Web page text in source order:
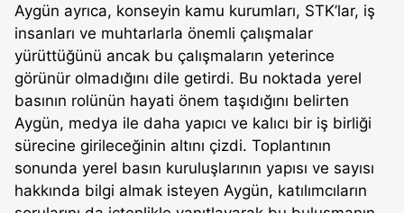
Aygün ayrıca, konseyin kamu kurumları, STK’lar, iş
insanları ve muhtarlarla önemli çalışmalar
yürüttüğünü ancak bu çalışmaların yeterince
görünür olmadığını dile getirdi. Bu noktada yerel
basının rolünün hayati önem taşıdığını belirten
Aygün, medya ile daha yapıcı ve kalıcı bir iş birliği
sürecine girileceğinin altını çizdi. Toplantının
sonunda yerel basın kuruluşlarının yapısı ve sayısı
hakkında bilgi almak isteyen Aygün, katılımcıların